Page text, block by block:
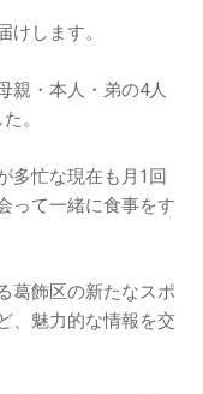
します。
親・本人・弟の4人
。
多忙な現在も月1回
って一緒に食事をす
葛飾区の新たなスポ
、魅力的な情報を交